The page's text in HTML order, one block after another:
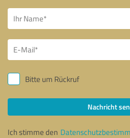
Bitte um Rückruf
Nachricht
Ich stimme den